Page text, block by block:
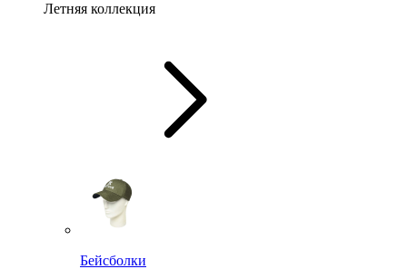
Летняя коллекция
Бейсболки